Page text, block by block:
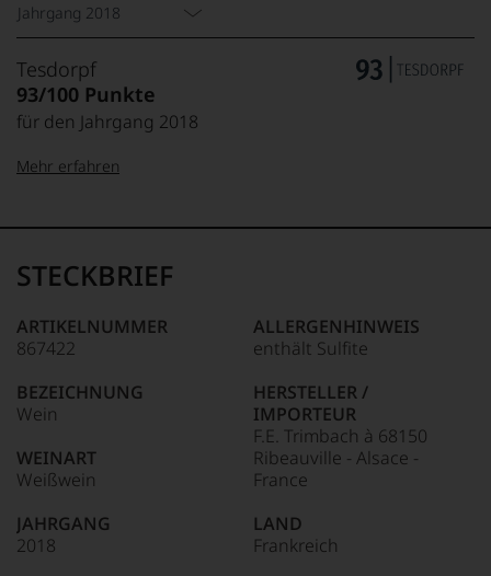
Jahrgang 2018
Tesdorpf
93/100 Punkte
für den Jahrgang 2018
95–98 Punkte:
90–94 Punkte:
Unter 85 Punkte:
Name
Tesdorpf
für
»Fine
für
die
edlen
Weine
der
Welt,
kaum
ein
Mehr erfahren
STECKBRIEF
ARTIKELNUMMER
867422
BEZEICHNUNG
Wein
WEINART
Weißwein
JAHRGANG
2018
ALLERGENHINWEIS
enthält Sulfite
HERSTELLER /
IMPORTEUR
F.E. Trimbach à 68150
Ribeauville - Alsace -
France
LAND
Frankreich